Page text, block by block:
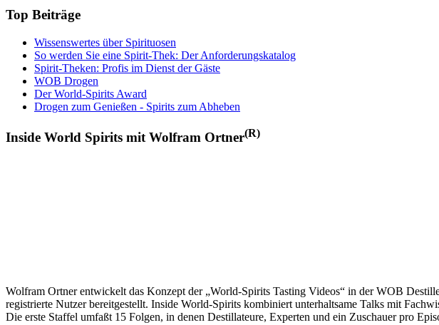
Top Beiträge
Wissenswertes über Spirituosen
So werden Sie eine Spirit-Thek: Der Anforderungskatalog
Spirit-Theken: Profis im Dienst der Gäste
WOB Drogen
Der World-Spirits Award
Drogen zum Genießen - Spirits zum Abheben
Inside World Spirits mit Wolfram Ortner(R)
Wolfram Ortner entwickelt das Konzept der „World-Spirits Tasting Videos“ in der WOB
registrierte Nutzer bereitgestellt. Inside World-Spirits kombiniert unterhaltsame Talks mit
Die erste Staffel umfaßt 15 Folgen, in denen Destillateure, Experten und ein Zuschauer pro